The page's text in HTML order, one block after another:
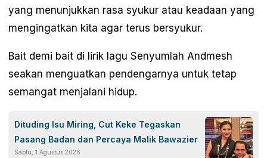
yang menunjukkan rasa syukur atau keadaan yang
mengingatkan kita agar terus bersyukur.
Bait demi bait di lirik lagu Senyumlah Andmesh
seakan menguatkan pendengarnya untuk tetap
semangat menjalani hidup.
Dituding Isu Miring, Cut Keke Tegaskan
Pasang Badan dan Percaya Malik Bawazier
Sabtu, 1 Agustus 2026